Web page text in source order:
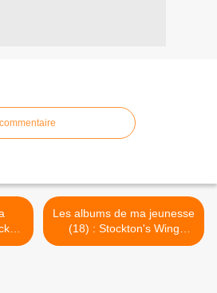
Les albums de ma jeunesse
(18) : Stockton's Wing
"Light in the Western Sky" >